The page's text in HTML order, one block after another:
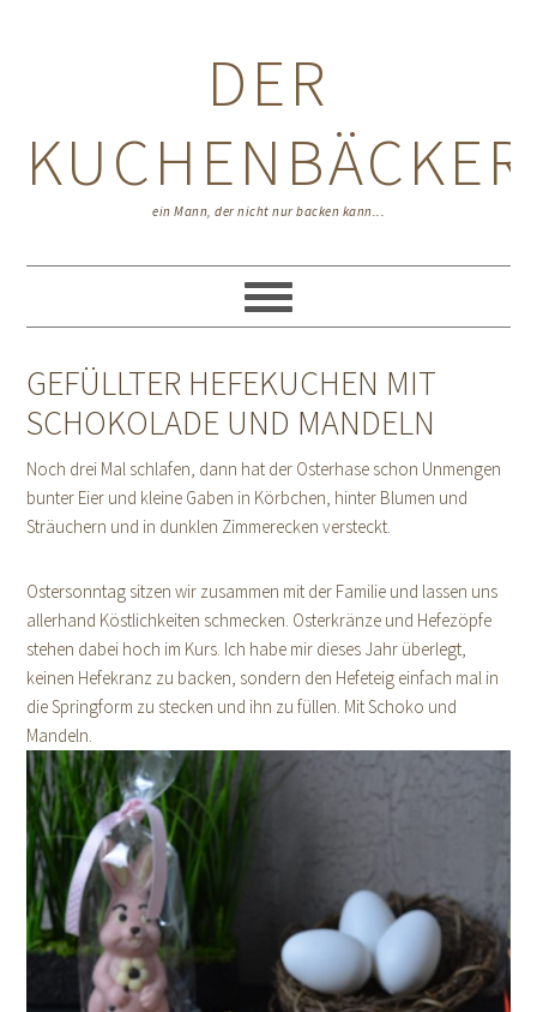
DER
KUCHENBÄCKER
ein Mann, der nicht nur backen kann...
GEFÜLLTER HEFEKUCHEN MIT
SCHOKOLADE UND MANDELN
Noch drei Mal schlafen, dann hat der Osterhase schon Unmengen
bunter Eier und kleine Gaben in Körbchen, hinter Blumen und
Sträuchern und in dunklen Zimmerecken versteckt.
Ostersonntag sitzen wir zusammen mit der Familie und lassen uns
allerhand Köstlichkeiten schmecken. Osterkränze und Hefezöpfe
stehen dabei hoch im Kurs. Ich habe mir dieses Jahr überlegt,
keinen Hefekranz zu backen, sondern den Hefeteig einfach mal in
die Springform zu stecken und ihn zu füllen. Mit Schoko und
Mandeln.